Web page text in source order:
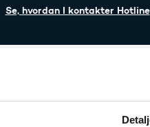
Se, hvordan I kontakter Hotline